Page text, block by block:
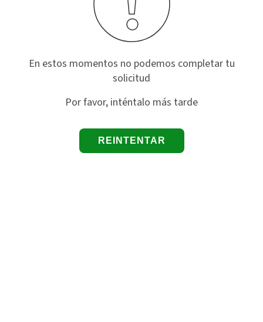
En estos momentos no podemos completar tu
solicitud
Por favor, inténtalo más tarde
REINTENTAR